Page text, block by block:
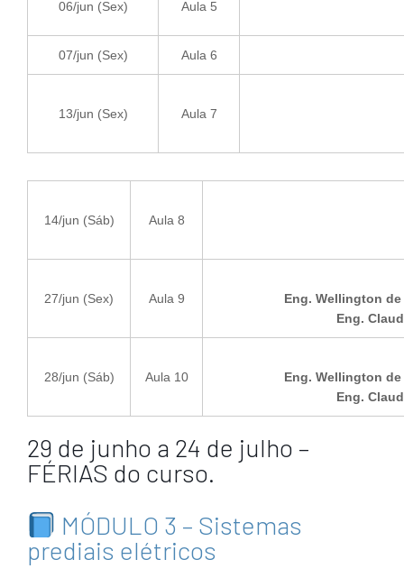
06/jun (Sex) Aula 5
07/jun (Sex) Aula 6
13/jun (Sex) Aula 7
14/jun (Sáb) Aula 8
27/jun (Sex) Aula 9
Eng. Wellington
Eng.
28/jun (Sáb) Aula 10
Eng. Wellington
Eng.
29 de junho a 24 de julho –
FÉRIAS do curso.
MÓDULO 3 – Sistemas
prediais elétricos